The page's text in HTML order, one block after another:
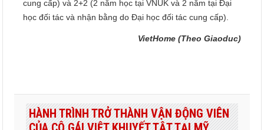
cung cấp) và 2+2 (2 năm học tại VNUK và 2 năm tại Đại
học đối tác và nhận bằng do Đại học đối tác cung cấp).
VietHome (Theo Giaoduc)
HÀNH TRÌNH TRỞ THÀNH VẬN ĐỘNG VIÊN